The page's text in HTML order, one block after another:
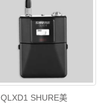
QLXD1 SHURE美